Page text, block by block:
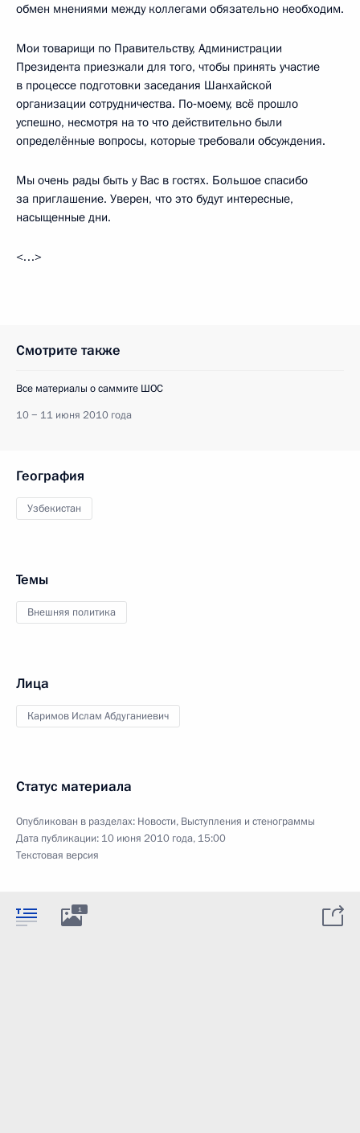
обмен мнениями между коллегами обязательно необходим.
Мои товарищи по Правительству, Администрации
Президента приезжали для того, чтобы принять участие
в процессе подготовки заседания Шанхайской
организации сотрудничества. По‑моему, всё прошло
успешно, несмотря на то что действительно были
определённые вопросы, которые требовали обсуждения.
Мы очень рады быть у Вас в гостях. Большое спасибо
за приглашение. Уверен, что это будут интересные,
насыщенные дни.
<…>
Смотрите также
Все материалы о саммите ШОС
10 − 11 июня 2010 года
География
Узбекистан
Темы
Внешняя политика
Лица
Каримов Ислам Абдуганиевич
Статус материала
Опубликован в разделах: Новости, Выступления и стенограммы
Дата публикации: 10 июня 2010 года, 15:00
Текстовая версия
1